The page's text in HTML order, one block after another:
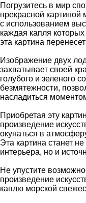
Погрузитесь в мир
прекрасной
с использованием
каждая капля
эта картина
Изображение двух
захватывает своей
голубого и зеленого
безмятежности,
насладиться
Приобретая эту
произведение
окунаться в
Эта картина станет
интерьера, но и
Не упустите
произведение
каплю морской